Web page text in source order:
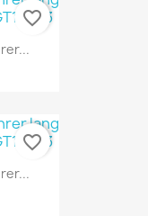
favorite_border
favorite_border